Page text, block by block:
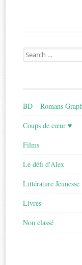
Search
for:
BD – Romans
Coups de cœur ♥
Films
Le défi d'Alex
Littérature Jeunesse
Livres
Non classé